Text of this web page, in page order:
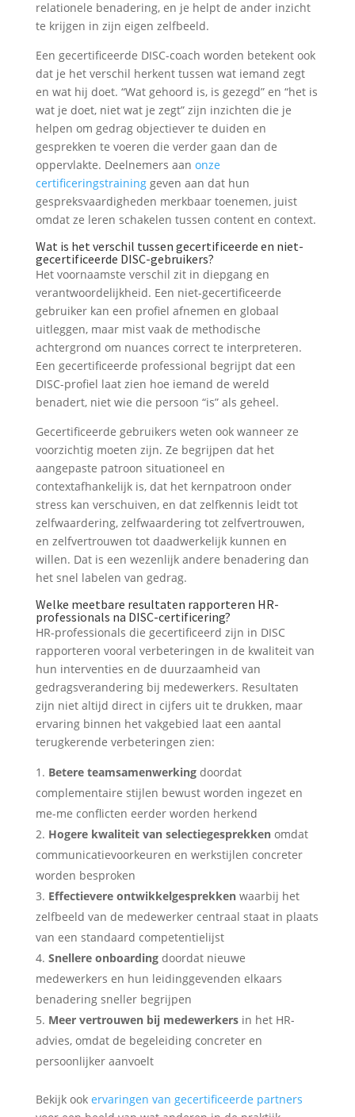
relationele benadering, en je helpt de ander inzicht
te krijgen in zijn eigen zelfbeeld.
Een gecertificeerde DISC-coach worden betekent ook
dat je het verschil herkent tussen wat iemand zegt
en wat hij doet. “Wat gehoord is, is gezegd” en “het is
wat je doet, niet wat je zegt” zijn inzichten die je
helpen om gedrag objectiever te duiden en
gesprekken te voeren die verder gaan dan de
oppervlakte. Deelnemers aan onze
certificeringstraininggeven aan dat hun
gespreksvaardigheden merkbaar toenemen, juist
omdat ze leren schakelen tussen content en context.
Wat is het verschil tussen gecertificeerde en niet-
gecertificeerde DISC-gebruikers?
Het voornaamste verschil zit in diepgang en
verantwoordelijkheid. Een niet-gecertificeerde
gebruiker kan een profiel afnemen en globaal
uitleggen, maar mist vaak de methodische
achtergrond om nuances correct te interpreteren.
Een gecertificeerde professional begrijpt dat een
DISC-profiel laat zien hoe iemand de wereld
benadert, niet wie die persoon “is” als geheel.
Gecertificeerde gebruikers weten ook wanneer ze
voorzichtig moeten zijn. Ze begrijpen dat het
aangepaste patroon situationeel en
contextafhankelijk is, dat het kernpatroon onder
stress kan verschuiven, en dat zelfkennis leidt tot
zelfwaardering, zelfwaardering tot zelfvertrouwen,
en zelfvertrouwen tot daadwerkelijk kunnen en
willen. Dat is een wezenlijk andere benadering dan
het snel labelen van gedrag.
Welke meetbare resultaten rapporteren HR-
professionals na DISC-certificering?
HR-professionals die gecertificeerd zijn in DISC
rapporteren vooral verbeteringen in de kwaliteit van
hun interventies en de duurzaamheid van
gedragsverandering bij medewerkers. Resultaten
zijn niet altijd direct in cijfers uit te drukken, maar
ervaring binnen het vakgebied laat een aantal
terugkerende verbeteringen zien:
Betere teamsamenwerkingdoordat
complementaire stijlen bewust worden ingezet en
me-me conflicten eerder worden herkend
Hogere kwaliteit van selectiegesprekkenomdat
communicatievoorkeuren en werkstijlen concreter
worden besproken
Effectievere ontwikkelgesprekkenwaarbij het
zelfbeeld van de medewerker centraal staat in plaats
van een standaard competentielijst
Snellere onboardingdoordat nieuwe
medewerkers en hun leidinggevenden elkaars
benadering sneller begrijpen
Meer vertrouwen bij medewerkersin het HR-
advies, omdat de begeleiding concreter en
persoonlijker aanvoelt
Bekijk ook ervaringen van gecertificeerde partners